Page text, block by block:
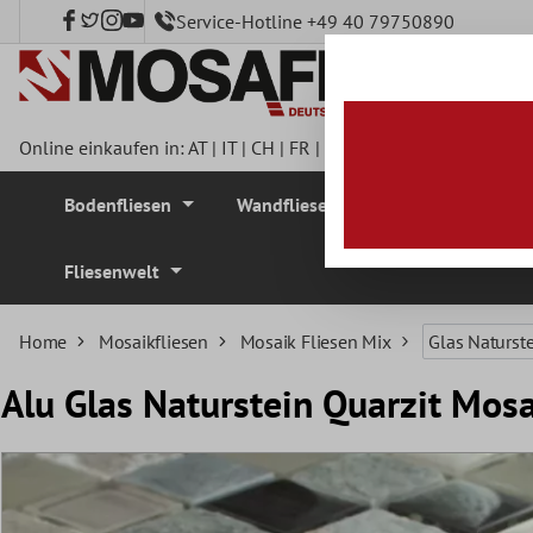
springen Service-Hotline +49 40 79750890
Online einkaufen in:AT| IT| CH | FR |
Bodenfliesen Wandfliesen
Fliesenwelt
Home Mosaikfliesen Mosaik Fliesen Mix Glas
Alu Glas Naturstein Quarzit